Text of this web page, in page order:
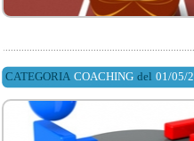
CATEGORIA COACHING del 01/05/